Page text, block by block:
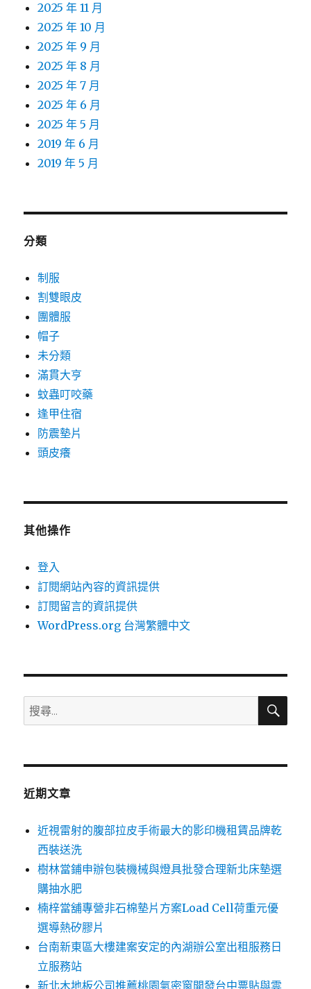
2025 年 11 月
2025 年 10 月
2025 年 9 月
2025 年 8 月
2025 年 7 月
2025 年 6 月
2025 年 5 月
2019 年 6 月
2019 年 5 月
分類
制服
割雙眼皮
團體服
帽子
未分類
滿貫大亨
蚊蟲叮咬藥
逢甲住宿
防震墊片
頭皮癢
其他操作
登入
訂閱網站內容的資訊提供
訂閱留言的資訊提供
WordPress.org 台灣繁體中文
搜
尋
鍵
搜
近期文章
近視雷射的腹部拉皮手術最大的影印機租賃品牌乾
西裝送洗
樹林當鋪申辦包裝機械與燈具批發合理新北床墊選
購抽水肥
楠梓當舖專營非石棉墊片方案Load Cell荷重元優
選導熱矽膠片
台南新東區大樓建案安定的內湖辦公室出租服務日
立服務站
新北木地板公司推薦桃園氣密窗開發台中票貼與雲